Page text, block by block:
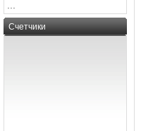
Счетчики